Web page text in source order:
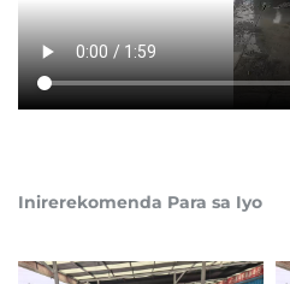
Inirerekomenda Para sa Iyo